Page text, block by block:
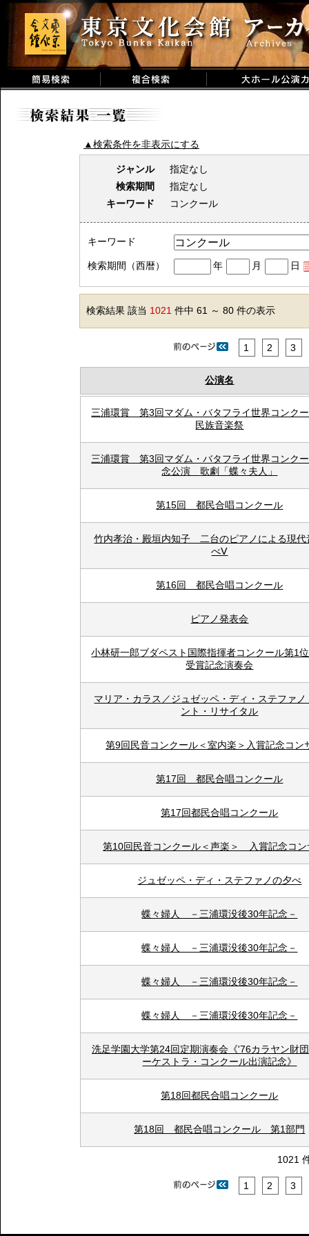
▲検索条件を非表示にする
ジャンル
指定なし
検索期間
指定なし
キーワード
コンクール
キーワード
検索期間（西暦） 年 月 日
検索結果 該当 1021 件中 61 ～ 80 件の表示
1 2 3
公演名
三浦環賞 第3回マダム・バタフライ世界コンク
民族音楽祭
三浦環賞 第3回マダム・バタフライ世界コンク
念公演 歌劇「蝶々夫人」
第15回 都民合唱コンクール
竹内孝治・殿垣内知子 二台のピアノによる現代
べⅤ
第16回 都民合唱コンクール
ピアノ発表会
小林研一郎ブダペスト国際指揮者コンクール第1
受賞記念演奏会
マリア・カラス／ジュゼッペ・ディ・ステファ
ント・リサイタル
第9回民音コンクール＜室内楽＞入賞記念コン
第17回 都民合唱コンクール
第17回都民合唱コンクール
第10回民音コンクール＜声楽＞ 入賞記念コン
ジュゼッペ・ディ・ステファノの夕べ
蝶々婦人 －三浦環没後30年記念－
蝶々婦人 －三浦環没後30年記念－
蝶々婦人 －三浦環没後30年記念－
蝶々婦人 －三浦環没後30年記念－
洗足学園大学第24回定期演奏会《'76カラヤン財
ーケストラ・コンクール出演記念》
第18回都民合唱コンクール
第18回 都民合唱コンクール 第1部門
1021
1 2 3